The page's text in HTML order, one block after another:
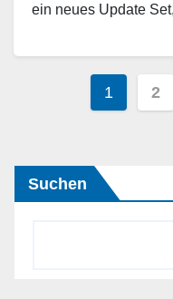
ein neues Update
der
1 2
Suchen